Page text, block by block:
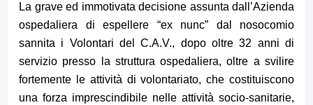
La grave ed immotivata decisione assunta dall’Azienda
ospedaliera di espellere “ex nunc” dal nosocomio
sannita i Volontari del C.A.V., dopo oltre 32 anni di
servizio presso la struttura ospedaliera, oltre a svilire
fortemente le attività di volontariato, che costituiscono
una forza imprescindibile nelle attività socio-sanitarie,